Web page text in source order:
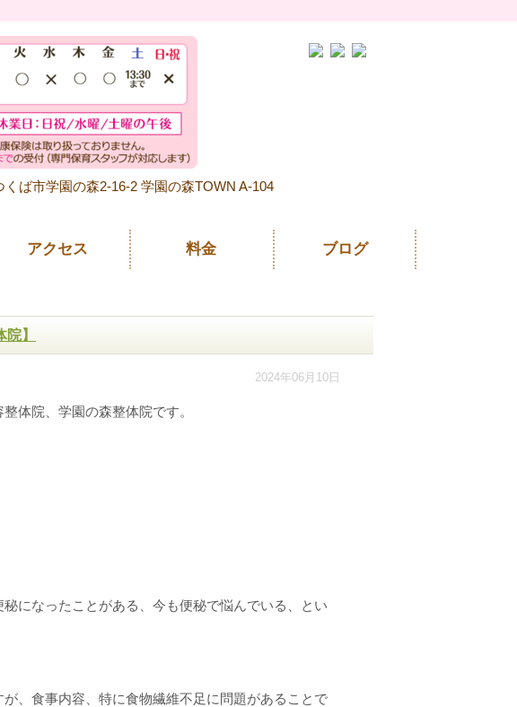
くば市学園の森2-16-2 学園の森TOWN A-104
アクセス 料金 ブログ
】
2024年06月10日
体院、学園の森整体院です。
になったことがある、今も便秘で悩んでいる、とい
、食事内容、特に食物繊維不足に問題があることで